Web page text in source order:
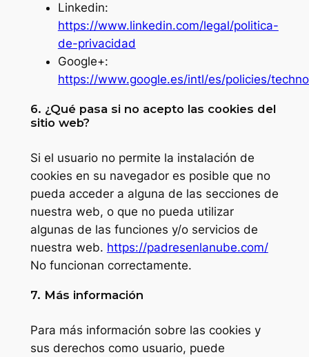
Linkedin:
https://www.linkedin.com/legal/politica-
de-privacidad
Google+:
https://www.google.es/intl/es/policies/
6. ¿Qué pasa si no acepto las cookies del
sitio web?
Si el usuario no permite la instalación de
cookies en su navegador es posible que no
pueda acceder a alguna de las secciones de
nuestra web, o que no pueda utilizar
algunas de las funciones y/o servicios de
nuestra web. https://padresenlanube.com/
No funcionan correctamente.
7. Más información
Para más información sobre las cookies y
sus derechos como usuario, puede